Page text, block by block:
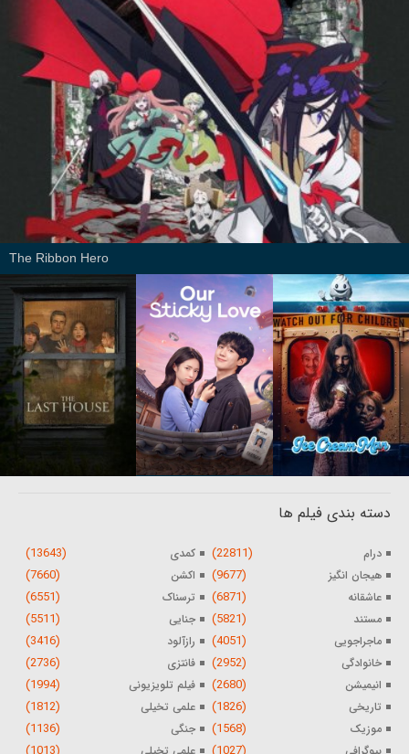
The Ribbon Hero
دسته بندی فیلم ها
درام (22811) کمدی (13643)
هیجان انگیز (9677) اکشن (7660)
عاشقانه (6871) ترسناک (6551)
مستند (5821) جنایی (5511)
ماجراجویی (4051) رازآلود (3416)
خانوادگی (2952) فانتزی (2736)
انیمیشن (2680) فیلم تلویزیونی (1994)
تاریخی (1826) علمی تخیلی (1812)
موزیک (1568) جنگی (1136)
بیوگرافی علمی تخیلی